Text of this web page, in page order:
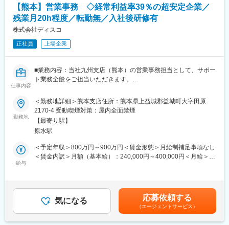
■当社の大事にする「プラスワン」スキル：
昨今のDX・AI・クラウドなどのIT×モノづくりや、技術高度化、
リッチ化のニーズは急速に拡大傾向です。当社では、情勢を踏ま
え、“プラスワンスキル”を推奨し200以上の自社内研修による将来
にも求められるエンジニアの育成に積極的に投資を行っておりま
す。例）
マーケティングできるエンジニア等
・インフラ構築＋クラウド ⇒AWS/Azureなどを用いて拠点間連
のニーズに応えられるエンジニアへ
※近い将来的に上記業務等へチャレンジできるエンジニアへ育成す
る方針です。
■職務内容：当社とプライム契約を結んでいる大手メーカーやSIer
【案件事例】
・産業用ロボット画像処理システムの設計や開発
・BtoB向けパッケージソフトウェアのUI/UX設計
※PJによっては構想フェーズから関わることができます。
変更の範囲：会社の定める業務
【熊本】営業事務 ◇経常利益率39％の超安定企業／
残業月20h程度／転勤無／入社後研修有
株式会社ディスコ
正社員 上場企業
仕事内容
■業務内容：当社九州支店（熊本）の営業事務担当として、サポー
ト業務全般をご担当いただきます。
・装置、砥石などの受発注業務
・見積作成、納期管理・調整などのサポート業務
・九州支店運営に関わる総務業務全般
・他拠点やお客様とのメールやりとり
◇業務改善活動(PIM)に関わる業務全般
・PIMMTGへの参加、改善案アイデア出し・推進・実施
・毎月開催される他部署対戦で使用する資料の作成・発表
テーマをそれぞれ設け、定期的に達成度合いを測定する)
・担当テーマについて達成状況の進捗確認
・他メンバーの取り組み意識を向上させる施策の企画推進
勤務地
＜勤務地詳細＞熊本支店住所：熊本県上益城郡益城町大字田原
2170-4 受動喫煙対策：屋内全面禁煙
【最寄り駅】
原水駅
給与
＜予定年収＞800万円～900万円＜賃金形態＞月給制補足事項なし
＜賃金内訳＞月額（基本給）：240,000円～400,000円＜月給＞
実績 20.90ヶ月/過去10年平均：12.40ヶ月■家族手当や各種手当
が充実しているため手当によっても年収・月給は変動します。賃
金はあくまでも目安の金額であり、選考を通じて上下する可能性
があります。月給(月額)は固定手当を含めた表記です。
気になる 応募依頼する
（エージェントサービス）